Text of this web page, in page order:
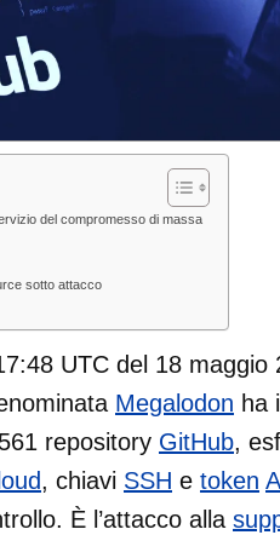
del compromesso di massa
sotto attacco
UTC del 18 maggio
Megalodon ha
repository GitHub,
, chiavi SSH e token
È l’attacco alla